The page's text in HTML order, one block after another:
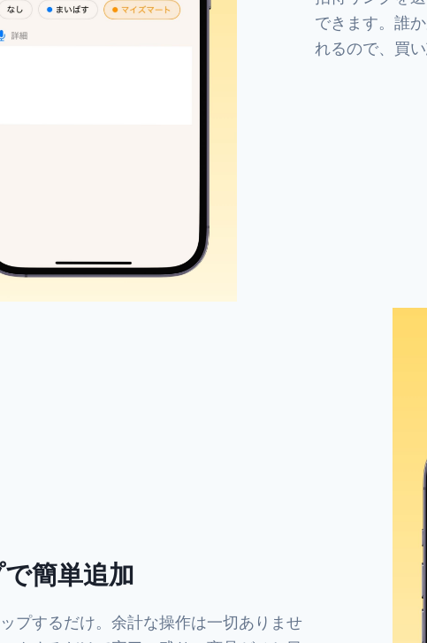
できます。誰
れるので、買
簡単追加
プするだけ。余計な操作は一切ありませ